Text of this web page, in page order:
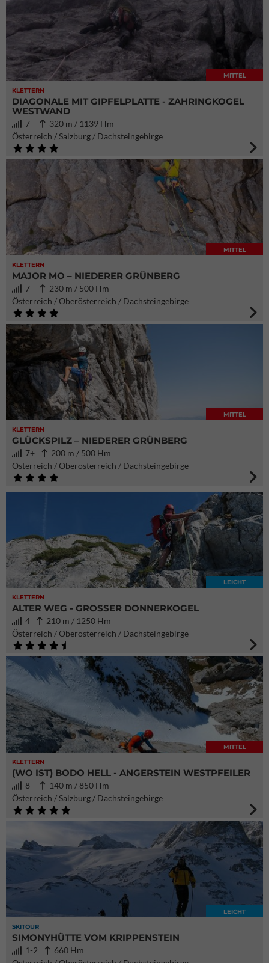
KLETTERN
MITTEL
DIAGONALE MIT GIPFELPLATTE - ZAHRINGKOGEL
WESTWAND
7-
320 m / 1139 Hm
Österreich / Salzburg / Dachsteingebirge
KLETTERN
MITTEL
MAJOR MO – NIEDERER GRÜNBERG
7-
230 m / 500 Hm
Österreich / Oberösterreich / Dachsteingebirge
KLETTERN
MITTEL
GLÜCKSPILZ – NIEDERER GRÜNBERG
7+
200 m / 500 Hm
Österreich / Oberösterreich / Dachsteingebirge
KLETTERN
LEICHT
ALTER WEG - GROSSER DONNERKOGEL
4
210 m / 1250 Hm
Österreich / Oberösterreich / Dachsteingebirge
KLETTERN
MITTEL
(WO IST) BODO HELL - ANGERSTEIN WESTPFEILER
8-
140 m / 850 Hm
Österreich / Salzburg / Dachsteingebirge
SKITOUR
LEICHT
SIMONYHÜTTE VOM KRIPPENSTEIN
1-2
660 Hm